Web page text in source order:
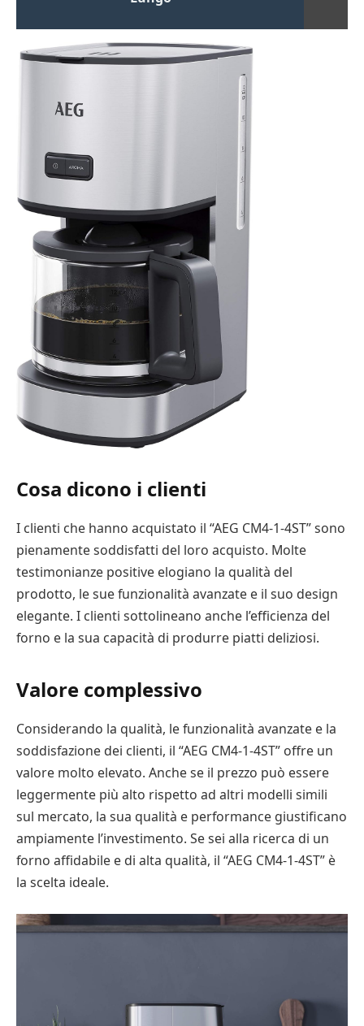
Cosa dicono i clienti
I clienti che hanno acquistato il “AEG CM4-1-4ST” sono
pienamente soddisfatti del loro acquisto. Molte
testimonianze positive elogiano la qualità del
prodotto, le sue funzionalità avanzate e il suo design
elegante. I clienti sottolineano anche l’efficienza del
forno e la sua capacità di produrre piatti deliziosi.
Valore complessivo
Considerando la qualità, le funzionalità avanzate e la
soddisfazione dei clienti, il “AEG CM4-1-4ST” offre un
valore molto elevato. Anche se il prezzo può essere
leggermente più alto rispetto ad altri modelli simili
sul mercato, la sua qualità e performance giustificano
ampiamente l’investimento. Se sei alla ricerca di un
forno affidabile e di alta qualità, il “AEG CM4-1-4ST” è
la scelta ideale.